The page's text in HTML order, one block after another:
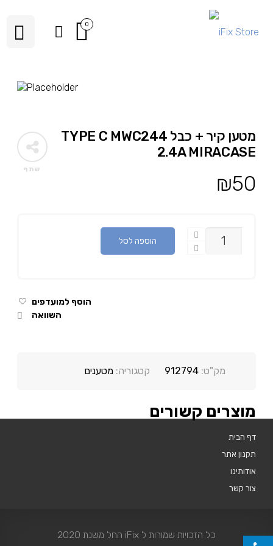
0
שתף
מטען קיר + כבל TYPE C MWC244
2.4A MIRACASE
₪50
כמות
הוספה לסל
הוסף למועדפים
השוואה
מק"ט:912794 קטגוריה:מטענים
מוצרים קשורים
דף הבית
תקנון אתר
אודותינו
צור קשר
כל הזכויות שמורות ל iFix החל משנת 2020